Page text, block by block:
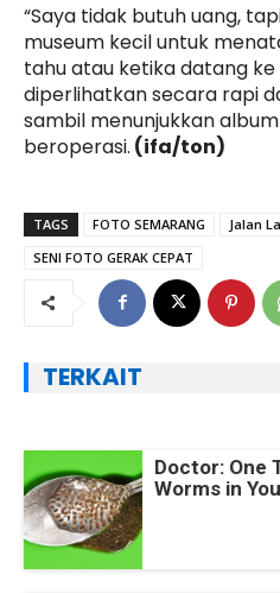
“Saya tidak butuh uang,
museum kecil untuk
tahu atau ketika datang ke
diperlihatkan secara rapi
sambil menunjukkan
beroperasi. (ifa/ton)
TAGS FOTO SEMARANG Jalan
SENI FOTO GERAK CEPAT
TERKAIT
Doctor: One
Worms in